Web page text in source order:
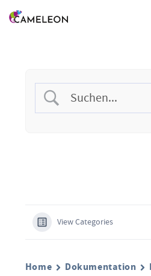
View Categories
Home Dokumentation